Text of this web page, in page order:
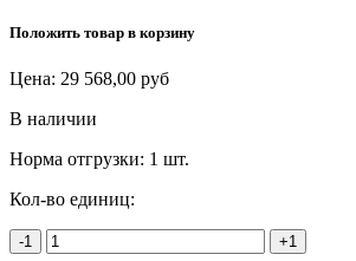
Положить товар в корзину
Цена: 29 568,00 руб
В наличии
Норма отгрузки: 1 шт.
Кол-во единиц:
-1 +1